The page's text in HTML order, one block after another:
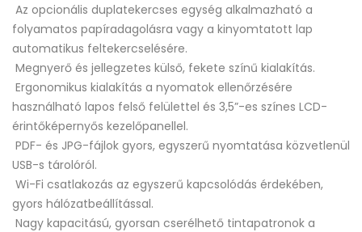
Az opcionális duplatekercses egység alkalmazható a
folyamatos papíradagolásra vagy a kinyomtatott lap
automatikus feltekercselésére.
Megnyerő és jellegzetes külső, fekete színű kialakítás.
Ergonomikus kialakítás a nyomatok ellenőrzésére
használható lapos felső felülettel és 3,5”-es színes LCD-
érintőképernyős kezelőpanellel.
PDF- és JPG-fájlok gyors, egyszerű nyomtatása közvetlenül
USB-s tárolóról.
Wi-Fi csatlakozás az egyszerű kapcsolódás érdekében,
gyors hálózatbeállítással.
Nagy kapacitású, gyorsan cserélhető tintapatronok a